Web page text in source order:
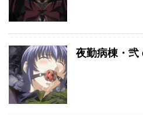
夜勤病棟・弐